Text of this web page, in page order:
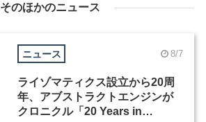
そのほかのニュース
ニュース 8/7
ライゾマティクス設立から20周
年、アブストラクトエンジンが
クロニクル「20 Years in